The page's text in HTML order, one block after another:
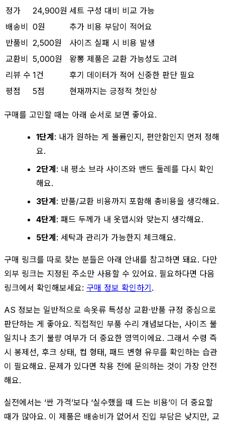
정가
24,900원 세트 구성 대비 비교 가능
배송비 0원
추가 비용 부담이 적어요
반품비 2,500원
사이즈 실패 시 비용 발생
교환비 5,000원
왕뽕 제품은 교환 가능성도 고려
리뷰 수 1건
후기 데이터가 적어 신중한 판단 필요
평점
5점 현재까지는 긍정적 첫인상
구매를 고민할 때는 아래 순서로 보면 좋아요.
1단계: 내가 원하는 게 볼륨인지, 편안함인지 먼저 정해
요.
2단계: 내 평소 브라 사이즈와 밴드 둘레를 다시 확인
해요.
3단계: 반품/교환 비용까지 포함해 총비용을 생각해요.
4단계: 패드 두께가 내 옷맵시와 맞는지 생각해요.
5단계: 세탁과 관리가 가능한지 체크해요.
구매 링크를 따로 찾는 분들은 아래 안내를 참고하면 돼요. 다만
외부 링크는 지정된 주소만 사용할 수 있어요. 필요하다면 다음
링크에서 확인해보세요: 구매 정보 확인하기.
AS 정보는 일반적으로 속옷류 특성상 교환·반품 규정 중심으로
판단하는 게 좋아요. 직접적인 부품 수리 개념보다는, 사이즈 불
일치나 초기 불량 여부가 더 중요한 영역이에요. 그래서 수령 즉
시 봉제선, 후크 상태, 컵 형태, 패드 변형 유무를 확인하는 습관
이 필요해요. 문제가 있다면 착용 전에 문의하는 것이 가장 안전
해요.
실전에서는 ‘싼 가격’보다 ‘실수했을 때 드는 비용’이 더 중요할
때가 많아요. 이 제품은 배송비가 없어서 진입 부담은 낮지만, 교